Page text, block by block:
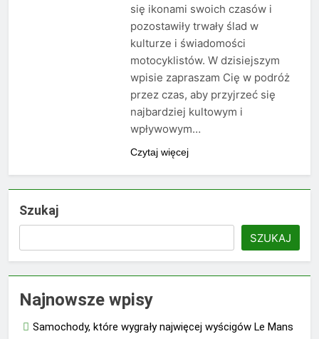
się ikonami swoich czasów i
pozostawiły trwały ślad w
kulturze i świadomości
motocyklistów. W dzisiejszym
wpisie zapraszam Cię w podróż
przez czas, aby przyjrzeć się
najbardziej kultowym i
wpływowym…
Czytaj więcej
Szukaj
SZUKAJ
Najnowsze wpisy
Samochody, które wygrały najwięcej wyścigów Le Mans